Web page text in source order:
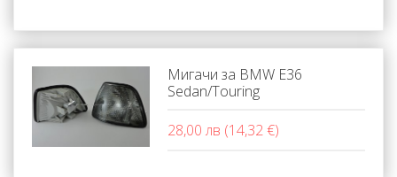
Мигачи за BMW E36
Sedan/Touring
28,00 лв (14,32 €)